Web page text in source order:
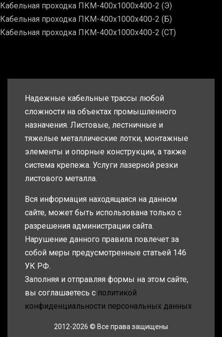
Кабельная проходка ПКМ-400х1000х400-2 (Э)
Кабельная проходка ПКМ-400х1000х400-2 (Б)
Кабельная проходка ПКМ-400х1000х400-2 (СТ)
Надежные кабельные трассы любой
сложности на объектах промышленного
назначения. Листовые, лестничные и
тяжелые металлические лотки, монтажные
элементы и опорные конструкции, а также
система крепежа. Услуги лазерной резки
листового металла.
Вся информация находящаяся на данном
сайте, может быть использована только с
разрешения администрации сайта.
Нарушение данного правила повлечет за
собой меры предусмотренные статьей 146
УК РФ.
Заполняя и отправляя формы на этом сайте,
вы соглашаетесь с политикой
конфиденциальности персональных данных
2012-2026 © Все права защищены